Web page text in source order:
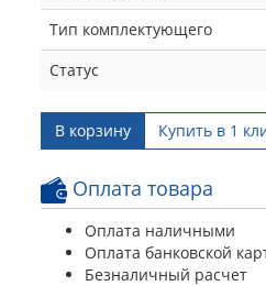
Тип комплектующего
Статус
В корзину Купить в 1
Оплата товара
Оплата наличными
Оплата банковской
Безналичный расчет